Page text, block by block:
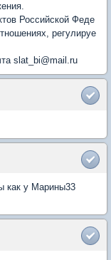
Российской Феде
регулируе
slat_bi@mail.ru
как у Марины33